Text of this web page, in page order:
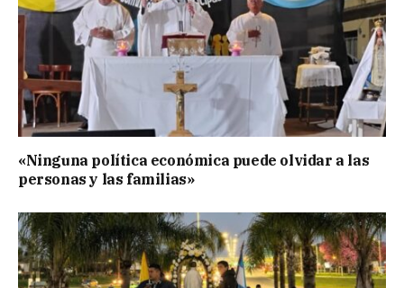
«Ninguna política económica puede olvidar a las
personas y las familias»